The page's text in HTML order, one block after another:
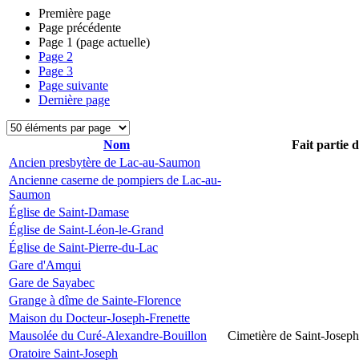
Première page
Page précédente
Page 1 (page actuelle)
Page 2
Page 3
Page suivante
Dernière page
Nom
Fait partie
Ancien presbytère de Lac-au-Saumon
Ancienne caserne de pompiers de Lac-au-
Saumon
Église de Saint-Damase
Église de Saint-Léon-le-Grand
Église de Saint-Pierre-du-Lac
Gare d'Amqui
Gare de Sayabec
Grange à dîme de Sainte-Florence
Maison du Docteur-Joseph-Frenette
Mausolée du Curé-Alexandre-Bouillon
Cimetière de Saint-Joseph
Oratoire Saint-Joseph